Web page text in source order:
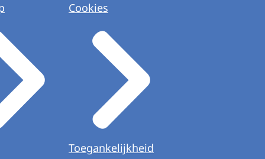
Cookies
Toegankelijkheid